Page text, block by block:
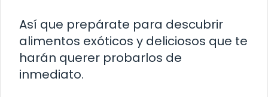
Así que prepárate para descubrir
alimentos exóticos y deliciosos que te
harán querer probarlos de
inmediato.